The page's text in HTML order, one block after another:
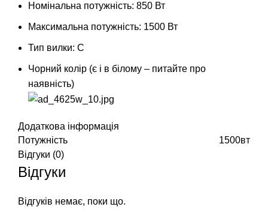
Номінальна потужність: 850 Вт
Максимальна потужність: 1500 Вт
Тип вилки: C
Чорний колір (є і в білому – питайте про
наявність)
Додаткова інформація
Потужність
1500вт
Відгуки (0)
Відгуки
Відгуків немає, поки що.